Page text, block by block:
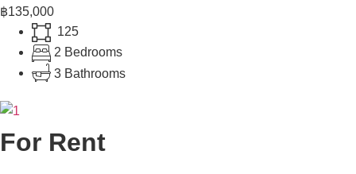
฿135,000
125
2 Bedrooms
3 Bathrooms
For Rent